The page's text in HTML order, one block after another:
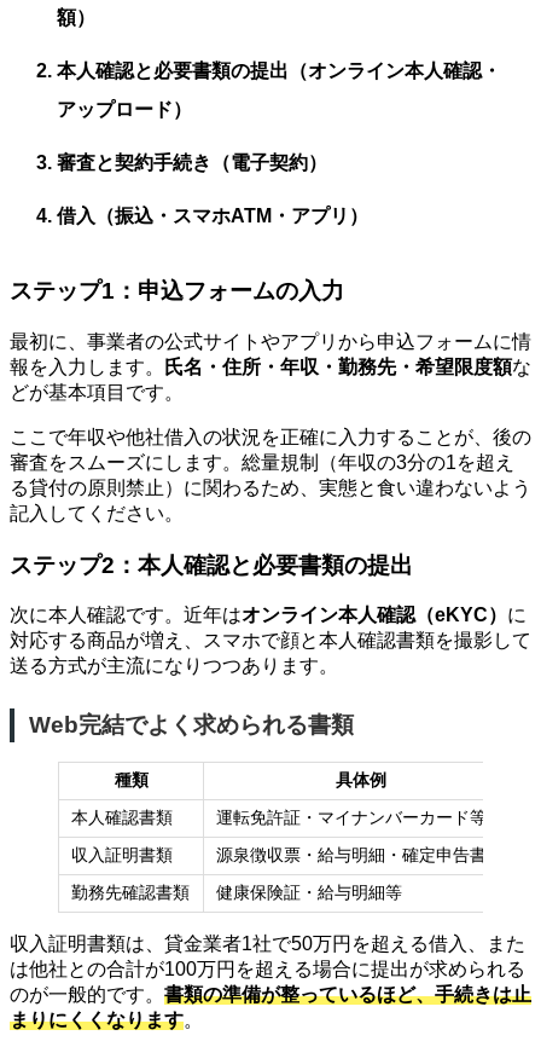
額）
本人確認と必要書類の提出（オンライン本人確認・
アップロード）
審査と契約手続き（電子契約）
借入（振込・スマホATM・アプリ）
ステップ1：申込フォームの入力
最初に、事業者の公式サイトやアプリから申込フォームに情
報を入力します。
氏名・住所・年収・勤務先・希望限度額な
どが基本項目です。
ここで年収や他社借入の状況を正確に入力することが、後の
審査をスムーズにします。総量規制（年収の3分の1を超え
る貸付の原則禁止）に関わるため、実態と食い違わないよう
記入してください。
ステップ2：本人確認と必要書類の提出
次に本人確認です。近年はオンライン本人確認（eKYC） に
対応する商品が増え、スマホで顔と本人確認書類を撮影して
送る方式が主流になりつつあります。
Web完結でよく求められる書類
種類 具体例
本人確認書類 運転免許証・マイナンバーカード等
収入証明書類 源泉徴収票・給与明細・確定申告書等
勤務先確認書類 健康保険証・給与明細等
収入証明書類は、貸金業者1社で50万円を超える借入、また
は他社との合計が100万円を超える場合に提出が求められる
のが一般的です。 書類の準備が整っているほど、手続きは止
まりにくくなります。